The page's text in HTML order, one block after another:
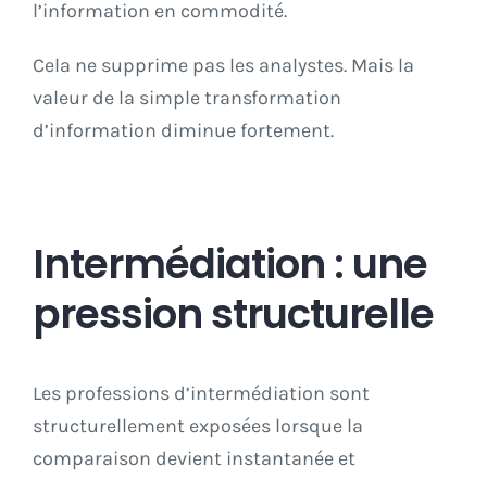
l’information en commodité.
Cela ne supprime pas les analystes. Mais la
valeur de la simple transformation
d’information diminue fortement.
Intermédiation : une
pression structurelle
Les professions d’intermédiation sont
structurellement exposées lorsque la
comparaison devient instantanée et